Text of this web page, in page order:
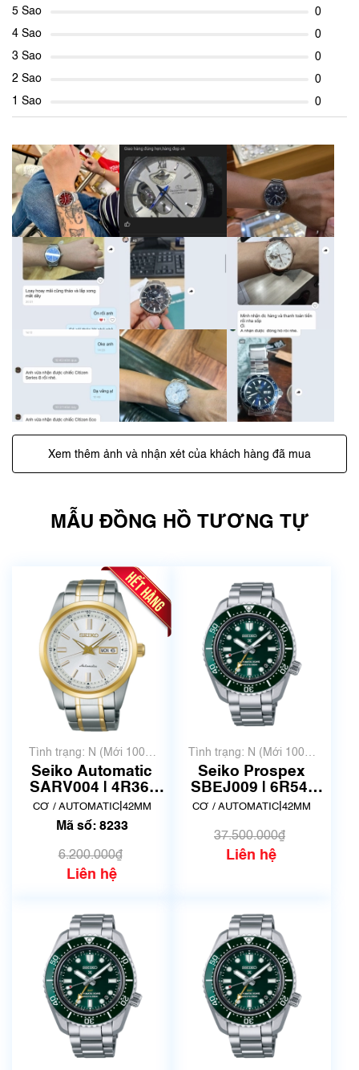
5 Sao
0
4 Sao
0
3 Sao
0
2 Sao
0
1 Sao
0
Xem thêm ảnh và nhận xét của khách hàng đã mua
MẪU ĐỒNG HỒ TƯƠNG TỰ
Tình trạng: N (Mới 100%
chưa qua sử dụng)
Seiko Automatic
SARV004 | 4R36-
05Z0 | 42mm | Mã
số 8233
CƠ / AUTOMATIC| 42MM
Mã số: 8233
6.200.000₫
Liên hệ
Tình trạng: N (Mới 100%
chưa qua sử dụng)
Seiko Prospex
SBEJ009 | 6R54-
00D0 | New Fullbox
CƠ / AUTOMATIC| 42MM
37.500.000₫
Liên hệ